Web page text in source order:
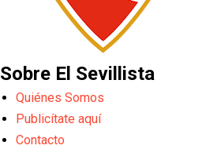
Sobre El Sevillista
Quiénes Somos
Publicítate aquí
Contacto